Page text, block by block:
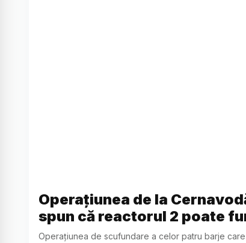
Operațiunea de la
spun că reactorul 2 poate
Operațiunea de scufundare a celor patru barje